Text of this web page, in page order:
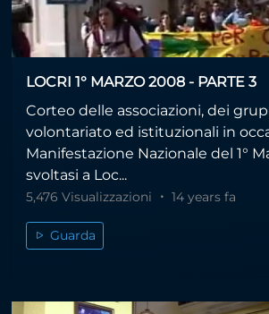
LOCRI 1° MARZO 2008 - PARTE 3
Corteo delle associazioni, dei
volontariato ed istituzionali in
Manifestazione Nazionale del 1°
svoltasi a Loc...
5,476 Visualizzazioni 14 years fa
Guarda